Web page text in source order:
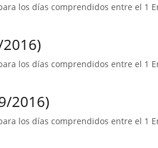
los días comprendidos entre el 1
los días comprendidos entre el 1
2016)
los días comprendidos entre el 1